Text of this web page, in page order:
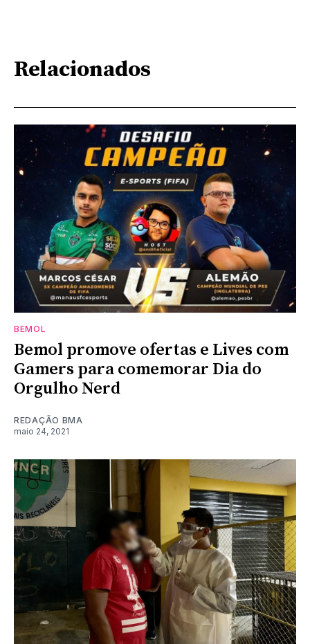
Relacionados
BEMOL
Bemol promove ofertas e Lives com
Gamers para comemorar Dia do
Orgulho Nerd
REDAÇÃO BMA
maio 24, 2021